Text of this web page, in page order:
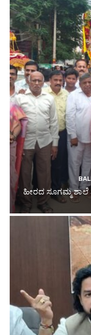
ಹೀರದ ಸೂಗಮ್ಮ ಶಾಲೆ